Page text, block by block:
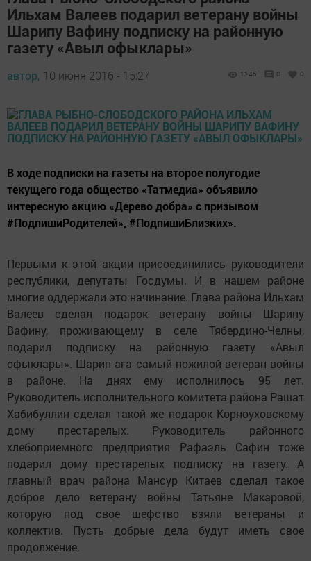
Ильхам Валеев подарил ветерану войны
Шарипу Вафину подписку на районную
газету «Авыл офыклары»
автор, 10 июня 2016 - 15:27 1145 0 0
В ходе подписки на газеты на второе полугодие
текущего года общество «Татмедиа» объявило
интересную акцию «Дерево добра» с призывом
#ПодпишиРодителей», #ПодпишиБлизких».
Первыми к этой акции присоединились руководители
республики, депутаты Госдумы. И в нашем районе
многие оддержали это начинание. Глава района Ильхам
Валеев сделал подарок ветерану войны Шарипу
Вафину, проживающему в селе Тябердино-Челны,
подарил подписку на районную газету «Авыл
офыклары». Шарип ага самый пожилой ветеран войны
в районе. На днях ему исполнилось 95 лет.
Руководитель исполнительного комитета района Рашат
Хабибуллин сделал такой же подарок Корноуховскому
дому престарелых. Руководитель районного
хлебоприемного предприятия Рафаэль Сафин тоже
подарил дому престарелых подписку на газету. А
главный врач района Мансур Китаев сделал такое
доброе дело ветерану войны Татьяне Макаровой,
которую под свое шефство взяли ветераны и
коллектив. Пусть добрые дела будут иметь свое
продолжение.